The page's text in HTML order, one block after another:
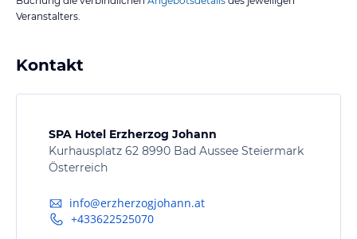
Veranstalters.
Kontakt
SPA Hotel Erzherzog Johann
Kurhausplatz 62 8990 Bad Aussee Steiermark
Österreich
info@erzherzogjohann.at
+433622525070